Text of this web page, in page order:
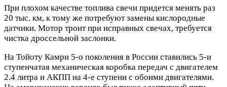
При плохом качестве топлива свечи придется менять раз
20 тыс. км, к тому же потребуют замены кислородные
датчики. Мотор троит при исправных свечах, требуется
чистка дроссельной заслонки.
На Тойоту Камри 5-о поколения в России ставились 5-и
ступенчатая механическая коробка передач с двигателем
2.4 литра и АКПП на 4-е ступени с обоими двигателями.